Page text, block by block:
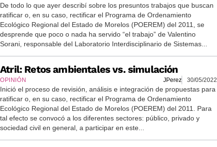
De todo lo que ayer describí sobre los presuntos trabajos que buscan
ratificar o, en su caso, rectificar el Programa de Ordenamiento
Ecológico Regional del Estado de Morelos (POEREM) del 2011, se
desprende que poco o nada ha servido “el trabajo” de Valentino
Sorani, responsable del Laboratorio Interdisciplinario de Sistemas...
Atril: Retos ambientales vs. simulación
OPINIÓN JPerez 30/05/2022
Inició el proceso de revisión, análisis e integración de propuestas para
ratificar o, en su caso, rectificar el Programa de Ordenamiento
Ecológico Regional del Estado de Morelos (POEREM) del 2011. Para
tal efecto se convocó a los diferentes sectores: público, privado y
sociedad civil en general, a participar en este...